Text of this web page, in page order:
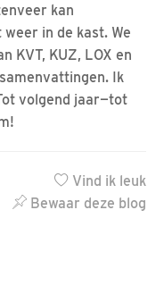
kan
in de kast. We
KVT, KUZ, LOX en
Ik
volgend jaar—tot
Vind ik leuk
Bewaar deze blog